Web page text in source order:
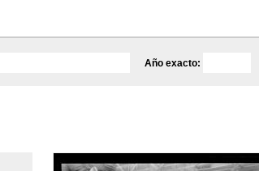
Año exacto: